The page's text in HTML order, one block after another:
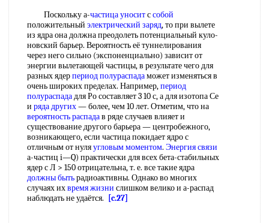
Поскольку а-частица уноситссобой
положительный электрический заряд, то при вылете
из ядра она должна преодолеть потенциальный куло-
новский барьер. Вероятность её туннелирования
через него сильно (экспоненциально) зависит от
энергии вылетающей частицы, в результате чего для
разных ядерпериод полураспадаможет изменяться в
очень широких пределах. Например,период
полураспададля Ро составляет 3 10 с, а для изотопа Се
и ряда других— более, чем 10 лет. Отметим, что на
вероятность распадав ряде случаев влияет и
существование другого барьера — центробежного,
возникающего, если частица покидает ядро с
отличным от нуляугловым моментом. Энергия связи
а-частиц i—Q) практически для всех бета-стабильных
ядер с Л > 150 отрицательна, т. е. все такие ядра
должны бытьрадиоактивны. Однако во многих
случаях ихвремя жизни слишком велико и а-распад
наблюдать не удаётся.
[c.27]